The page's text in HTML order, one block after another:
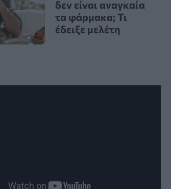
δεν είναι αναγκαία
τα φάρμακα; Τι
έδειξε μελέτη